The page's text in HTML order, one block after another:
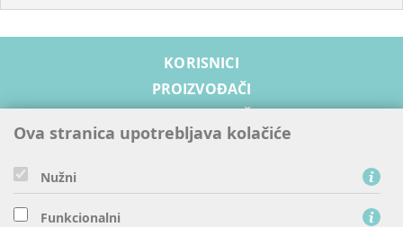
KORISNICI
PROIZVOĐAČI
OPSKRBLJIVAČI
PRISTUP MREŽI
SIGURNOST I ODRŽIVI RAZVOJ
Ova stranica upotrebljava kolačiće
Nužni
Funkcionalni